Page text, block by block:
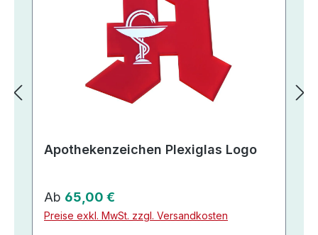
Apothekenzeichen Plexiglas Logo
Regulärer Preis:
Ab 65,00 €
Preise exkl. MwSt. zzgl. Versandkosten